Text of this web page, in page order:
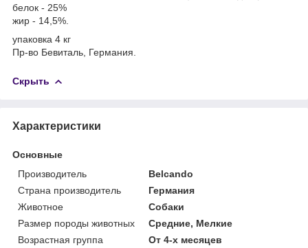
белок - 25%
жир - 14,5%.
упаковка 4 кг
Пр-во Бевиталь, Германия.
Скрыть
Характеристики
Основные
Производитель
Belcando
Страна производитель
Германия
Животное
Собаки
Размер породы животных
Средние, Мелкие
Возрастная группа
От 4-х месяцев